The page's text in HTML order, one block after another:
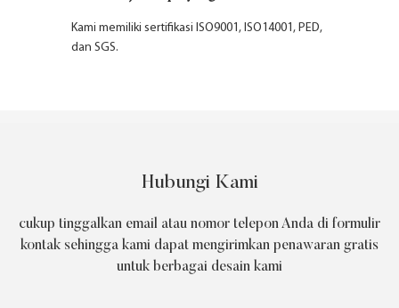
Kami memiliki sertifikasi ISO9001, ISO14001, PED,
dan SGS.
Hubungi Kami
cukup tinggalkan email atau nomor telepon Anda di formulir
kontak sehingga kami dapat mengirimkan penawaran gratis
untuk berbagai desain kami